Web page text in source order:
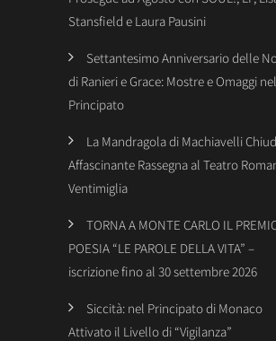
Stansfield e Laura Pausini
Settantesimo Anniversario delle
di Ranieri e Grace: Mostre e Omaggi nel
Principato
La Mandragola di Machiavelli
Affascinante Rassegna al Teatro
Ventimiglia
TORNA A MONTE CARLO IL
POESIA “LE PAROLE DELLA VITA” –
iscrizione fino al 30 settembre 2026
Siccità: nel Principato di Monaco
Attivato il Livello di “Vigilanza”